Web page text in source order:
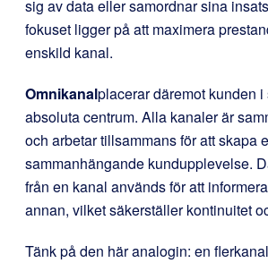
sig av data eller samordnar sina
fokuset ligger på att maximera
enskild kanal.
Omnikanalplacerar däremot kunden
absoluta centrum. Alla kanaler är
och arbetar tillsammans för att skapa
sammanhängande kundupplevelse.
från en kanal används för att
annan, vilket säkerställer kontinuitet
Tänk på den här analogin: en